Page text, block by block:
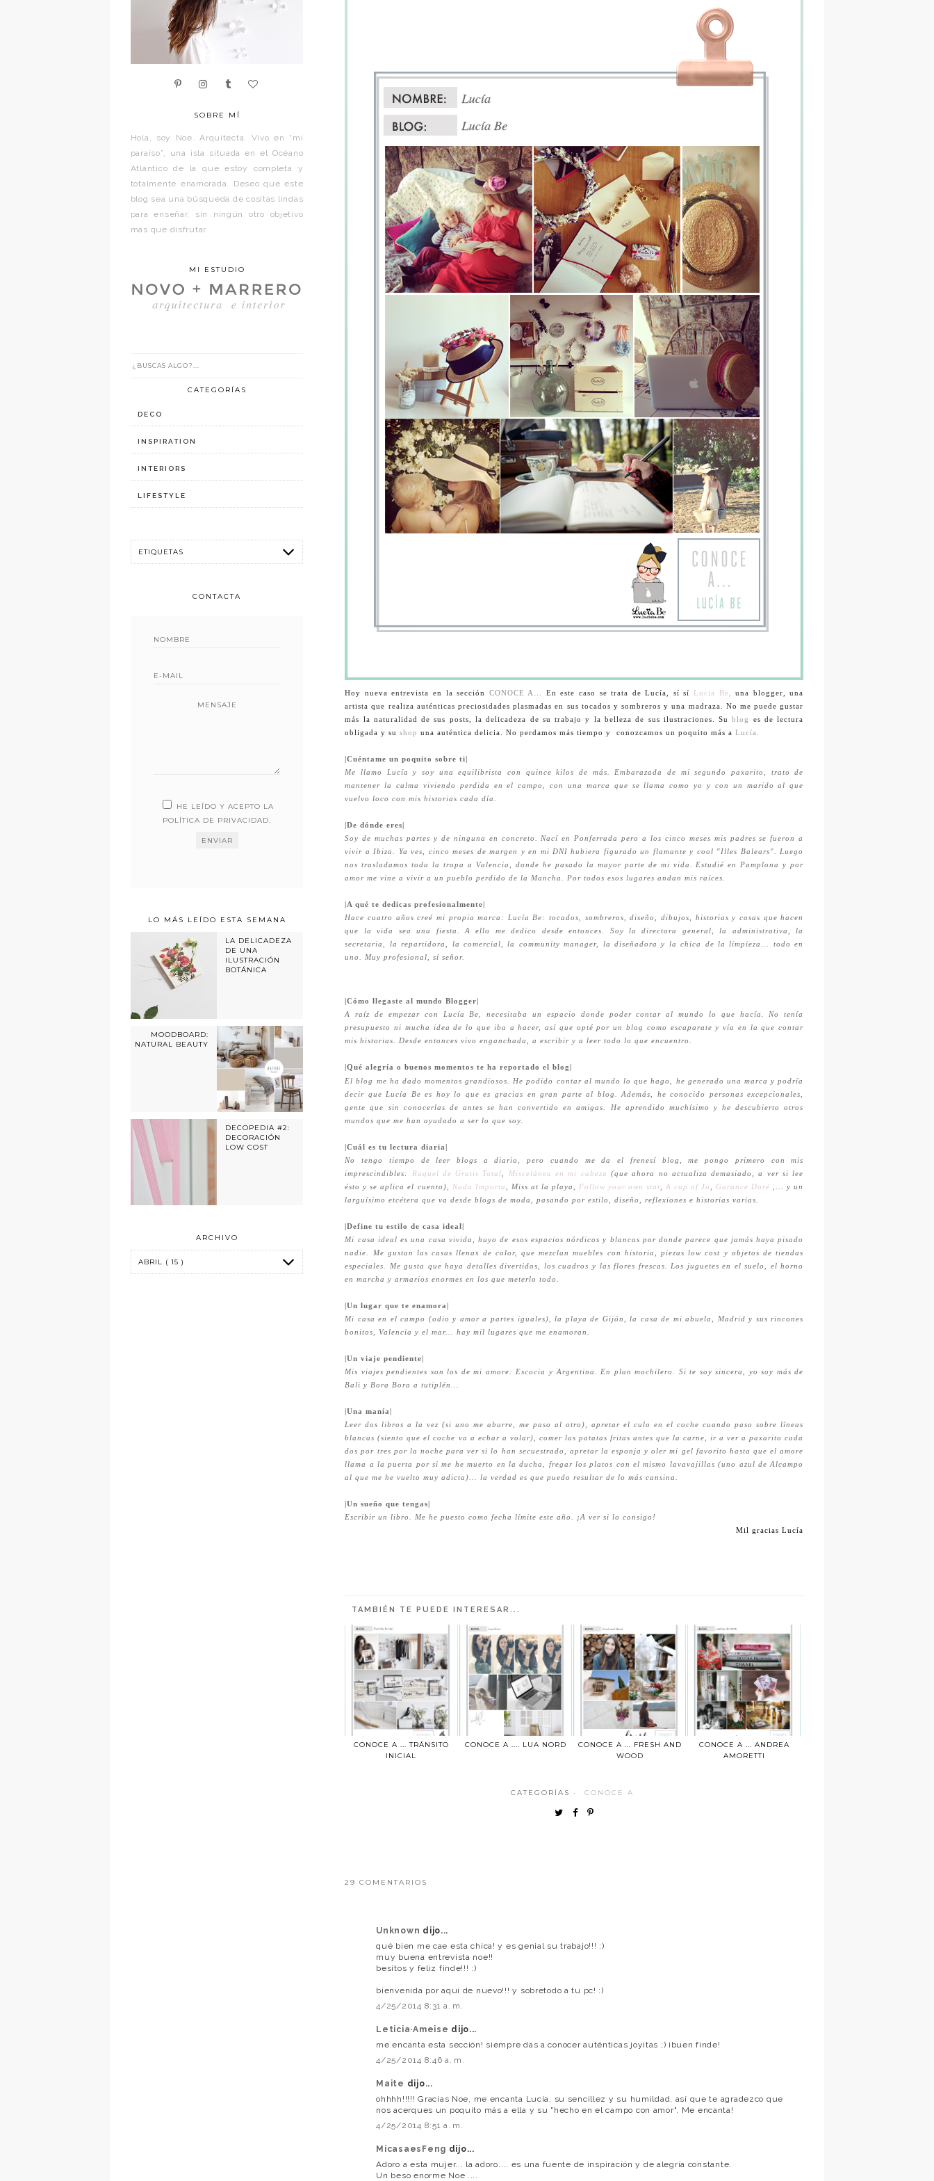
Hoy nueva entrevista en la sección CONOCE A… En este caso se trata de Lucía, sí sí Lucia Be
una blogger, una
artista que realiza auténticas preciosidades plasmadas en sus tocados y sombreros y una madraza. No me puede gustar
más la naturalidad de sus posts, la delicadeza de su trabajo y la belleza de sus ilustraciones. Sublog
es de lectura
obligada y sushopuna auténtica delicia.No perdamos más tiempo y conozcamos un poquito más a Lucía.
|Cuéntame un poquito sobre ti|
Me llamo Lucía y soy una equilibrista con quince kilos de más. Embarazada de mi segundo paxarito, trato de
mantener la calma viviendo perdida en el campo, con una marca que se llama como yo y con un marido al que
vuelvo loco con mis historias cada día.
|De dónde eres|
Soy de muchas partes y de ninguna en concreto. Nací en Ponferrada pero a los cinco meses mis padres se fueron a
vivir a Ibiza. Ya ves, cinco meses de margen y en mi DNI hubiera figurado un flamante y cool "Illes Balears". Luego
nos trasladamos toda la tropa a Valencia, donde he pasado la mayor parte de mi vida. Estudié en Pamplona y por
amor me vine a vivir a un pueblo perdido de la Mancha. Por todos esos lugares andan mis raíces.
|A qué te dedicas profesionalmente|
Hace cuatro años creé mi propia marca: Lucía Be: tocados, sombreros, diseño, dibujos, historias y cosas que hacen
que la vida sea una fiesta. A ello me dedico desde entonces. Soy la directora general, la administrativa, la
secretaria, la repartidora, la comercial, la community manager, la diseñadora y la chica de la limpieza... todo en
uno. Muy profesional, sí señor.
|Cómo llegaste al mundo Blogger|
A raíz de empezar con Lucía Be, necesitaba un espacio donde poder contar al mundo lo que hacía. No tenía
presupuesto ni mucha idea de lo que iba a hacer, así que opté por un blog como escaparate y vía en la que contar
mis historias. Desde entonces vivo enganchada, a escribir y a leer todo lo que encuentro.
|Qué alegría o buenos momentos te ha reportado el blog|
El blog me ha dado momentos grandiosos. He podido contar al mundo lo que hago, he generado una marca y podría
decir que Lucía Be es hoy lo que es gracias en gran parte al blog. Además, he conocido personas excepcionales,
gente que sin conocerlas de antes se han convertido en amigas. He aprendido muchísimo y he descubierto otros
mundos que me han ayudado a ser lo que soy.
|Cuál es tu lectura diaria|
No tengo tiempo de leer blogs a diario, pero cuando me da el frenesí blog, me pongo primero con mis
imprescindibles:
Raquel de Gratis Total Miscelánea en mi cabeza
(que ahora no actualiza demasiado, a ver si lee
ésto y se aplica el cuento),
Nada Importa , Miss at la playa, Follow your own star, A cup of Jo Garance Doré
... y un
larguísimo etcétera que va desde blogs de moda, pasando por estilo, diseño, reflexiones e historias varias.
|Define tu estilo de casa ideal|
Mi casa ideal es una casa vivida, huyo de esos espacios nórdicos y blancos por donde parece que jamás haya pisado
nadie. Me gustan las casas llenas de color, que mezclan muebles con historia, piezas low cost y objetos de tiendas
especiales. Me gusta que haya detalles divertidos, los cuadros y las flores frescas. Los juguetes en el suelo, el horno
en marcha y armarios enormes en los que meterlo todo.
|Un lugar que te enamora|
Mi casa en el campo (odio y amor a partes iguales) , la playa de Gijón, la casa de mi abuela, Madrid y sus rincones
bonitos, Valencia y el mar... hay mil lugares que me enamoran.
|Un viaje pendiente|
Mis viajes pendientes son los de mi amore: Escocia y Argentina. En plan mochilero. Si te soy sincera, yo soy más de
Bali y Bora Bora a tutiplén...
|Una manía|
Leer dos libros a la vez (si uno me aburre, me paso al otro), apretar el culo en el coche cuando paso sobre líneas
blancas (siento que el coche va a echar a volar), comer las patatas fritas antes que la carne, ir a ver a paxarito cada
dos por tres por la noche para ver si lo han secuestrado, apretar la esponja y oler mi gel favorito hasta que el amore
llama a la puerta por si me he muerto en la ducha, fregar los platos con el mismo lavavajillas (uno azul de Alcampo
al que me he vuelto muy adicta)... la verdad es que puedo resultar de lo más cansina.
|Un sueño que tengas|
Escribir un libro. Me he puesto como fecha límite este año. ¡A ver si lo consigo!
Mil gracias Lucía
TAMBIÉN TE PUEDE INTERESAR...
CONOCE A ... TRÁNSITO
INICIAL
CONOCE A .... LUA NORD
CONOCE A ... FRESH AND
WOOD
CONOCE A ... ANDREA
AMORETTI
CATEGORÍAS · CONOCE A
29 COMENTARIOS
Unknown dijo...
qué bien me cae esta chica! y es genial su trabajo!!! :)
muy buena entrevista noe!!
besitos y feliz finde!!! :)
bienvenida por aquí de nuevo!!! y sobretodo a tu pc! :)
4/25/2014 8:31 a. m.
Leticia·Ameise dijo...
me encanta esta sección! siempre das a conocer auténticas joyitas ;) ¡buen finde!
4/25/2014 8:46 a. m.
Maite dijo...
ohhhh!!!!! Gracias Noe, me encanta Lucía, su sencillez y su humildad, así que te agradezco que
nos acerques un poquito más a ella y su "hecho en el campo con amor". Me encanta!
4/25/2014 8:51 a. m.
MicasaesFeng dijo...
Adoro a esta mujer... la adoro.... es una fuente de inspiración y de alegría constante.
Un beso enorme Noe ....
SOBRE MÍ
Hola, soy Noe. Arquitecta. Vivo en “mi
paraíso”, una isla situada en el Océano
Atlántico de la que estoy completa y
totalmente enamorada. Deseo que este
blog sea una búsqueda de cositas lindas
para enseñar, sin ningún otro objetivo
más que disfrutar.
MI ESTUDIO
CATEGORÍAS
DECO
INSPIRATION
INTERIORS
LIFESTYLE
CONTACTA
MENSAJE
HE LEÍDO Y ACEPTO LA
POLÍTICA DE PRIVACIDAD.
LO MÁS LEÍDO ESTA SEMANA
LA DELICADEZA
DE UNA
ILUSTRACIÓN
BOTÁNICA
MOODBOARD:
NATURAL BEAUTY
DECOPEDIA #2:
DECORACIÓN
LOW COST
ARCHIVO